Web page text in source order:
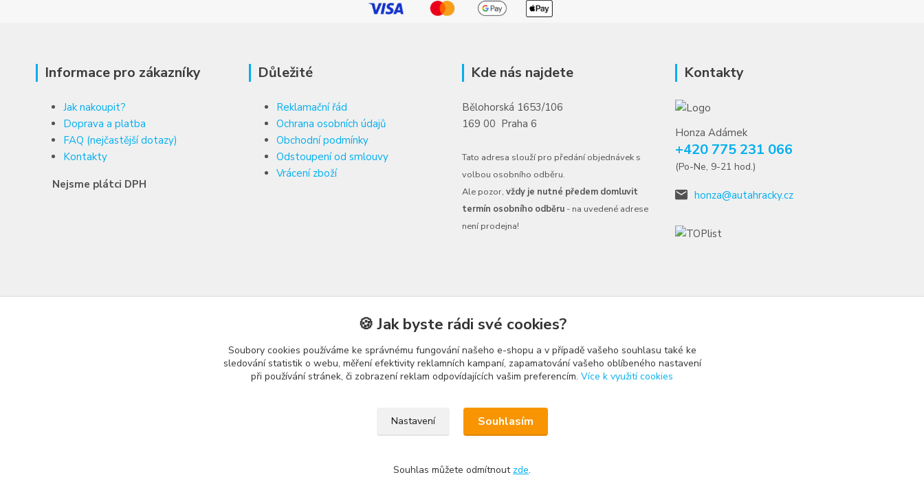
Informace pro zákazníky
Jak nakoupit?
Doprava a platba
FAQ (nejčastější dotazy)
Kontakty
Nejsme plátci DPH
Důležité
Reklamační řád
Ochrana osobních údajů
Obchodní podmínky
Odstoupení od smlouvy
Vrácení zboží
Kde nás najdete
Bělohorská 1653/106
169 00 Praha 6
Tato adresa slouží pro předání objednávek s
volbou osobního odběru.
Ale pozor, vždy je nutné předem domluvit
termín osobního odběru - na uvedené adrese
není prodejna!
Kontakty
Honza Adámek
+420 775 231 066
(Po-Ne, 9-21 hod.)
honza@autahracky.cz
Upravit sběr cookies.
🍪 Jak byste rádi své cookies?
Soubory cookies používáme ke správnému fungování našeho e-shopu a v případě vašeho souhlasu také ke
sledování statistik o webu, měření efektivity reklamních kampaní, zapamatování vašeho oblíbeného nastavení
při používání stránek, či zobrazení reklam odpovídajících vašim preferencím. Více k využití cookies
Nastavení Souhlasím
Souhlas můžete odmítnout zde.